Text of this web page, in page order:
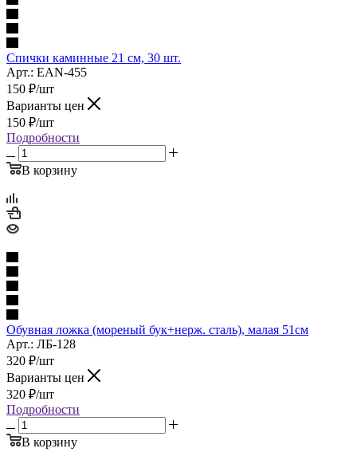
Спички каминные 21 см, 30 шт.
Арт.: EAN-455
150 ₽/шт
Варианты цен
150 ₽/шт
Подробности
В корзину
Обувная ложка (мореный бук+нерж. сталь), малая 51см
Арт.: ЛБ-128
320 ₽/шт
Варианты цен
320 ₽/шт
Подробности
В корзину